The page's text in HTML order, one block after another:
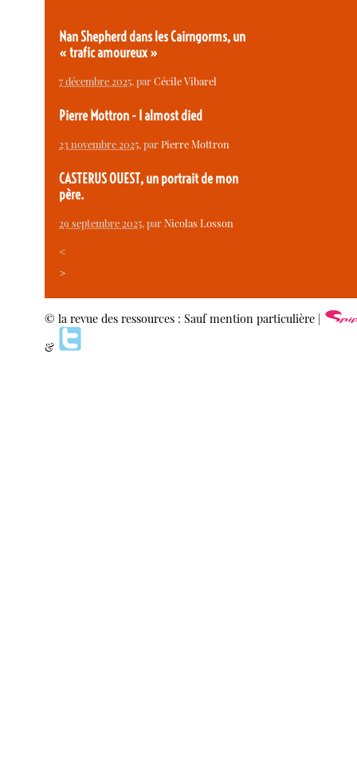
Nan Shepherd dans les Cairngorms, un
« trafic amoureux »
7 décembre 2025, parCécile Vibarel
Pierre Mottron - I almost died
23 novembre 2025, parPierre Mottron
CASTERUS OUEST, un portrait de mon
père.
29 septembre 2025, parNicolas Losson
<
>
© la revue des ressources : Sauf mention particulière |
&